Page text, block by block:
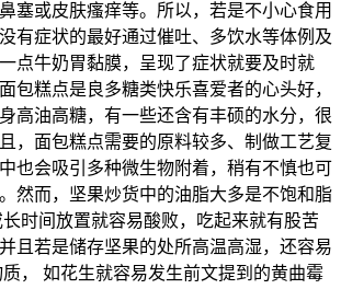
塞或皮肤瘙痒等。所以，若是不小心食用
有症状的最好通过催吐、多饮水等体例及
点牛奶胃黏膜，呈现了症状就要及时就
包糕点是良多糖类快乐喜爱者的心头好，
高油高糖，有一些还含有丰硕的水分，很
，面包糕点需要的原料较多、制做工艺复
也会吸引多种微生物附着，稍有不慎也可
然而，坚果炒货中的油脂大多是不饱和脂
时间放置就容易酸败，吃起来就有股苦
且若是储存坚果的处所高温高湿，还容易
， 如花生就容易发生前文提到的黄曲霉